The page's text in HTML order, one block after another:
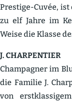
Prestige-Cuvée, ist
zu elf Jahre im
Weise die Klasse
J. CHARPENTIER
Champagner im
die Familie J.
von